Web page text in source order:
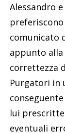
Alessandro
comunicato
appunto alla
correttezza
Purgatori in
lui
eventuali